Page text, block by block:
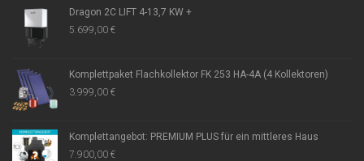
Dragon 2C LIFT 4-13,7 KW +
5.699,00 €
Komplettpaket Flachkollektor FK 253 HA-4A (4 Kollektoren)
3.999,00 €
Komplettangebot: PREMIUM PLUS für ein mittleres Haus
7.900,00 €